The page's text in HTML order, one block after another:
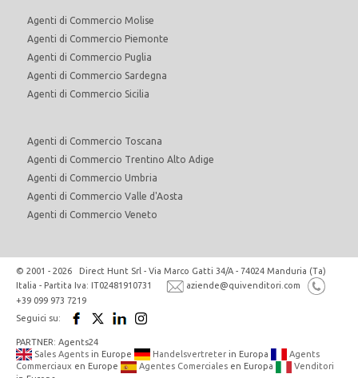
Agenti di Commercio Molise
Agenti di Commercio Piemonte
Agenti di Commercio Puglia
Agenti di Commercio Sardegna
Agenti di Commercio Sicilia
Agenti di Commercio Toscana
Agenti di Commercio Trentino Alto Adige
Agenti di Commercio Umbria
Agenti di Commercio Valle d'Aosta
Agenti di Commercio Veneto
© 2001 - 2026 Direct Hunt Srl - Via Marco Gatti 34/A - 74024 Manduria (Ta)
Italia - Partita Iva: IT02481910731
aziende@quivenditori.com
+39 099 973 7219
Seguici su:
PARTNER: Agents24
Sales Agents in Europe Handelsvertreter in Europa
Agents
Commerciaux en Europe Agentes Comerciales en Europa
Venditori